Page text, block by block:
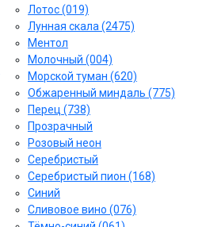
Лотос (019)
Лунная скала (2475)
Ментол
Молочный (004)
Морской туман (620)
Обжаренный миндаль (775)
Перец (738)
Прозрачный
Розовый неон
Серебристый
Серебристый пион (168)
Синий
Сливовое вино (076)